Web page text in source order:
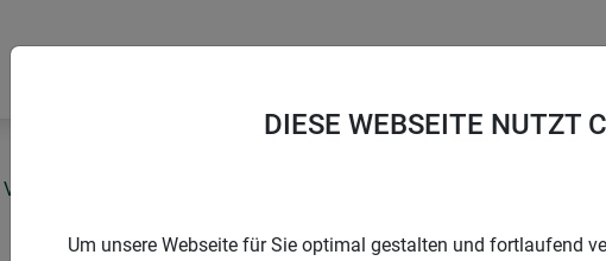
aus Naturmaterialien
DIESE WEBSEITE NUTZT
Um unsere Webseite für Sie optimal gestalten und fortlaufend